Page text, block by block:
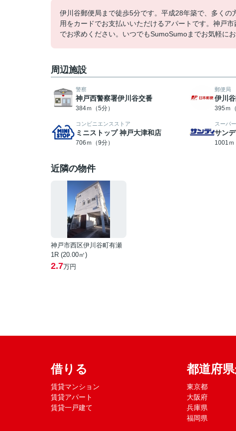
伊川谷郵便局まで徒歩5分です。平成28年築で、多く
用をカードでお支払いいただけるアパートです。神戸
でお求めください。いつでもSumoSumoまでお気軽にお
周辺施設
警察
神戸西警察署伊川谷交番
384ｍ（5分）
郵便局
伊川
395ｍ
コンビニエンスストア
ミニストップ 神戸大津和店
706ｍ（9分）
スーパー
サン
1001ｍ
近隣の物件
神戸市西区伊川谷町有瀬
1R (20.00㎡)
2.7万円
借りる
賃貸マンション
賃貸アパート
賃貸一戸建て
都道府
東京都
大阪府
兵庫県
福岡県